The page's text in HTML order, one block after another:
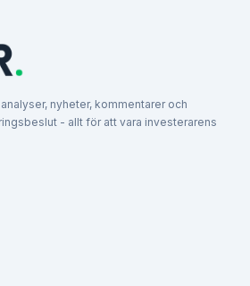
nyheter, kommentarer och
- allt för att vara investerarens